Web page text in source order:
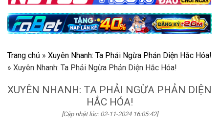
Trang chủ » Xuyên Nhanh: Ta Phải Ngừa Phản Diện Hắc Hóa!
» Xuyên Nhanh: Ta Phải Ngừa Phản Diện Hắc Hóa!
XUYÊN NHANH: TA PHẢI NGỪA PHẢN DIỆN
HẮC HÓA!
[Cập nhật lúc: 02-11-2024 16:05:42]